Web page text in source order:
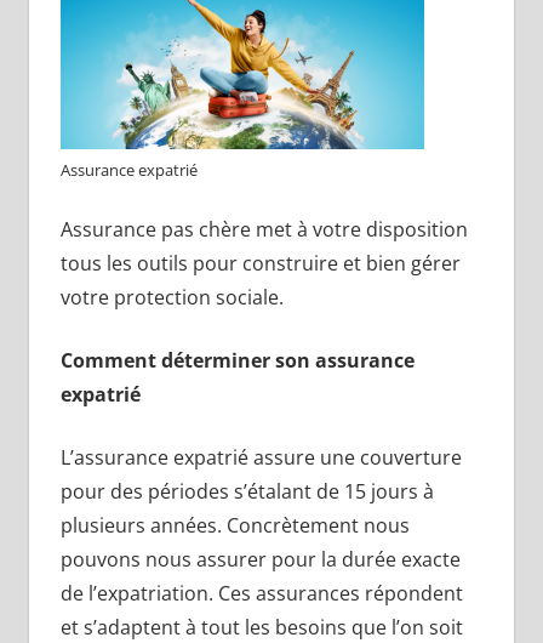
Assurance expatrié
Assurance pas chère met à votre disposition
tous les outils pour construire et bien gérer
votre protection sociale.
Comment déterminer son assurance
expatrié
L’assurance expatrié assure une couverture
pour des périodes s’étalant de 15 jours à
plusieurs années. Concrètement nous
pouvons nous assurer pour la durée exacte
de l’expatriation. Ces assurances répondent
et s’adaptent à tout les besoins que l’on soit